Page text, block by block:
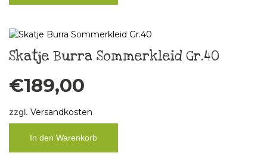
Skatje Burra Sommerkleid Gr.40
€189,00
zzgl. Versandkosten
In den Warenkorb